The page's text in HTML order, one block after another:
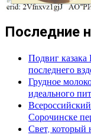
Последние
Подвиг казака
последнего
Грудное
идеального
Сорочинске
Свет, который